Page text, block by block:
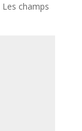
Les champs